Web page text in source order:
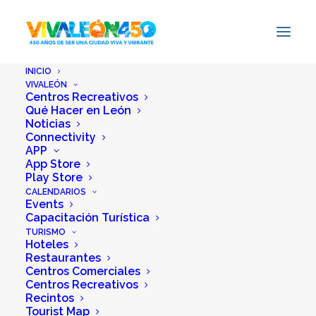
INICIO
VIVALEÓN
Centros Recreativos
Qué Hacer en León
Noticias
Connectivity
APP
App Store
Play Store
CALENDARIOS
Events
Capacitación Turística
TURISMO
Hoteles
Restaurantes
Centros Comerciales
Centros Recreativos
Recintos
Tourist Map
InIdeas para hacer
2026
• 6 Minutes
May in León: animals,
nature, and plans